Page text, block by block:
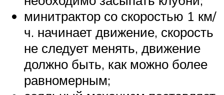
минитрактор со скоростью 1 км/
ч. начинает движение, скорость
не следует менять, движение
должно быть, как можно более
равномерным;